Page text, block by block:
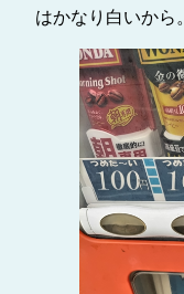
はかなり白いから。